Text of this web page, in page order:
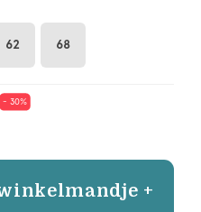
62 68
- 30%
+